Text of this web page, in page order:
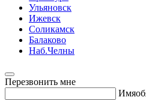
Ульяновск
Ижевск
Соликамск
Балаково
Наб.Челны
Перезвонить мне
Имя